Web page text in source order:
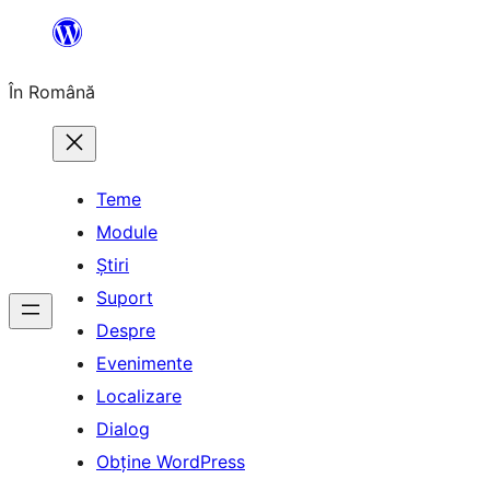
conținut
În Română
Teme
Module
Știri
Suport
Despre
Evenimente
Localizare
Dialog
Obține WordPress